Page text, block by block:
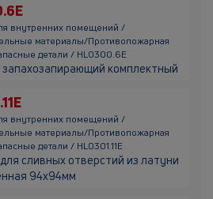
внутренних помещений /
материалы/Противопожарная
детали / HL0300.6E
комплектный
внутренних помещений /
материалы/Противопожарная
детали / HL0301.11E
сливных отверстий из латуни
94х94мм